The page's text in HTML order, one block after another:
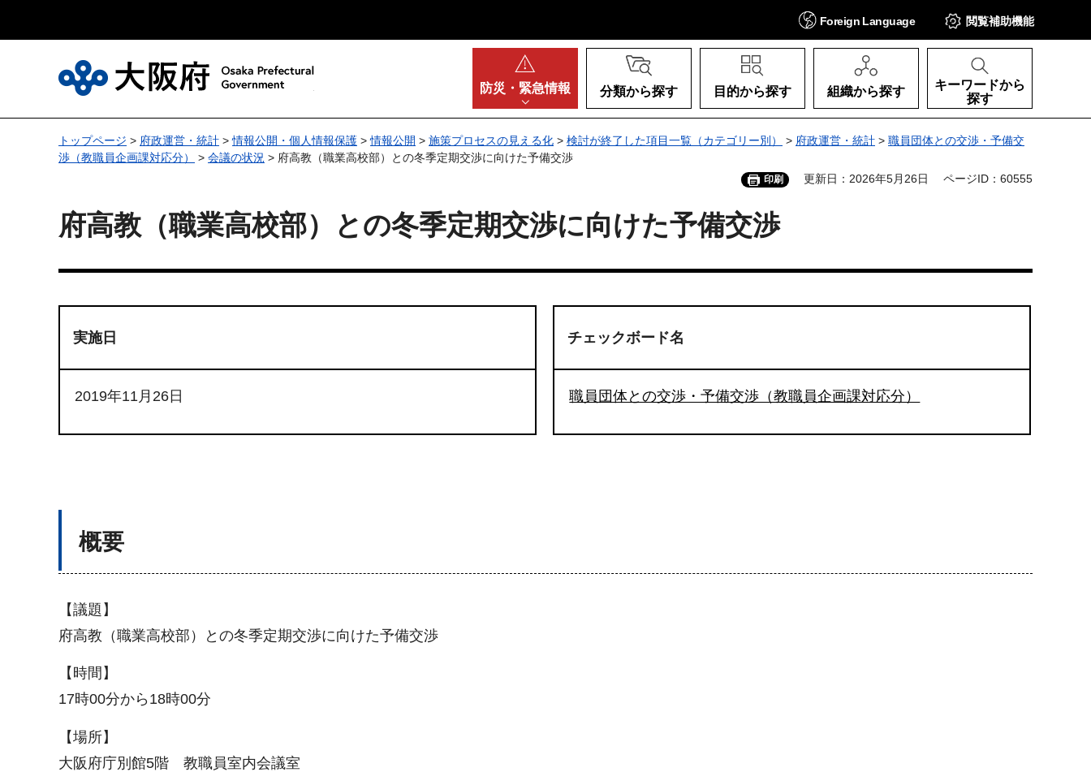
Foreign Language 閲覧補助機能
防災・ 緊急情報 分類から探す 目的から探す 組織から探す
キーワードから
探す
トップページ > 府政運営・統計 >情報公開・個人情報保護 >情報公開 > 施策プロセスの見える化 > 検討が終了した項目一覧（カテゴリー別） > 府政運営・統計 > 職員団体との交渉・予備交
渉（教職員企画課対応分）
> 会議の状況 > 府高教（職業高校部）との冬季定期交渉に向けた予備交渉
印刷 更新日：2026年5月26日 ページID：60555
府高教（職業高校部）との冬季定期交渉に向けた予備交渉
実施日
2019年11月26日
チェックボード名
職員団体との交渉・予備交渉（教職員企画課対応分）
概要
【議題】
府高教（職業高校部）との冬季定期交渉に向けた予備交渉
【時間】
17時00分から18時00分
【場所】
大阪府庁別館5階 教職員室内会議室